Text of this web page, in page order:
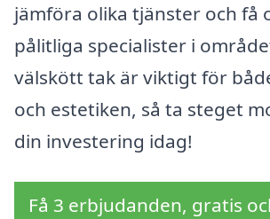
jämföra olika tjänster och få
pålitliga specialister i
välskött tak är viktigt för
och estetiken, så ta steget
din investering idag!
Få 3 erbjudanden, gratis